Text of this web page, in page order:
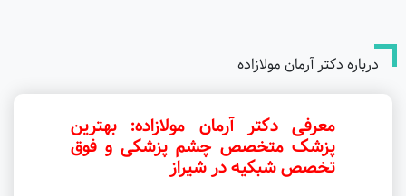
درباره دکتر آرمان مولازاده
معرفی دکتر آرمان مولازاده: بهترین
پزشک متخصص چشم پزشکی و فوق
تخصص شبکیه در شیراز